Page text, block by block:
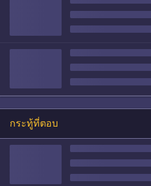
กระทู้ที่ตอบ